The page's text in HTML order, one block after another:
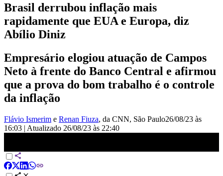
Brasil derrubou inflação mais
rapidamente que EUA e Europa, diz
Abílio Diniz
Empresário elogiou atuação de Campos
Neto à frente do Banco Central e afirmou
que a prova do bom trabalho é o controle
da inflação
Flávio Ismerim e Renan Fiuza, da CNN, São Paulo26/08/23 às
16:03 | Atualizado 26/08/23 às 22:40